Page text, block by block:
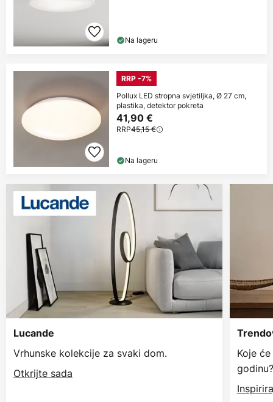
Na lageru
RRP -7%
Pollux LED stropna svjetiljka, Ø 27 cm,
plastika, detektor pokreta
41,90 €
RRP45,15 €
Na lageru
Lucande
Vrhunske kolekcije za svaki dom.
Otkrijte sada
Koje
godinu?